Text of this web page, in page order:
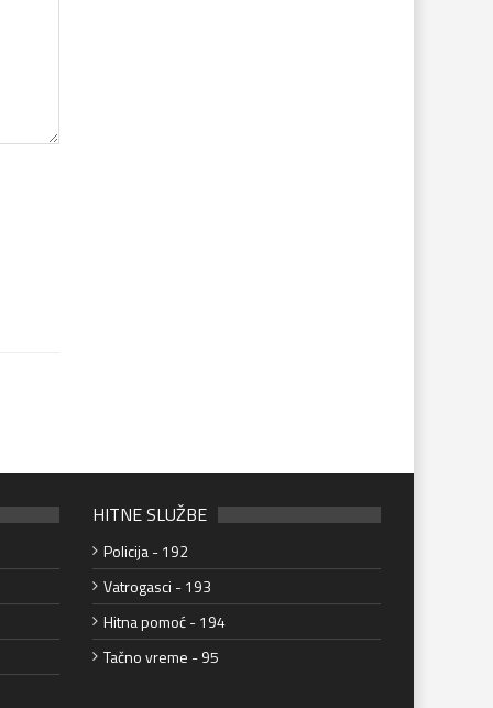
HITNE SLUŽBE
Policija - 192
Vatrogasci - 193
Hitna pomoć - 194
Tačno vreme - 95